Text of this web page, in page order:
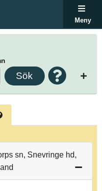
Meny
Sök
sn, Snevringe hd,